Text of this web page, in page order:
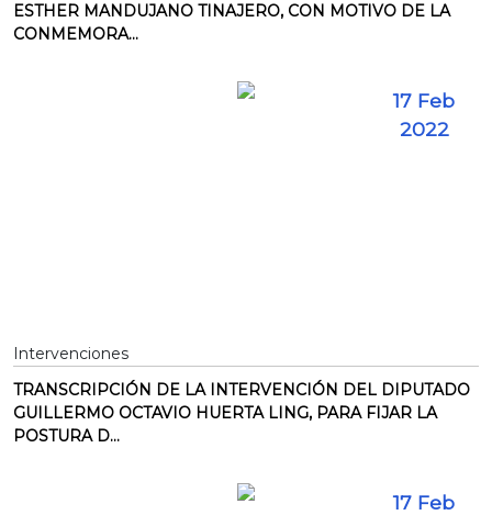
ESTHER MANDUJANO TINAJERO, CON MOTIVO DE LA
CONMEMORA...
17 Feb
2022
Intervenciones
TRANSCRIPCIÓN DE LA INTERVENCIÓN DEL DIPUTADO
GUILLERMO OCTAVIO HUERTA LING, PARA FIJAR LA
POSTURA D...
17 Feb